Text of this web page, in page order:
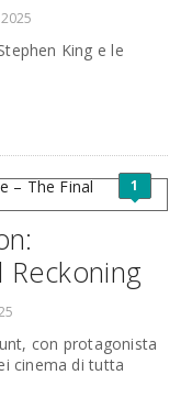
2025
King e le
1
Reckoning
con protagonista
cinema di tutta